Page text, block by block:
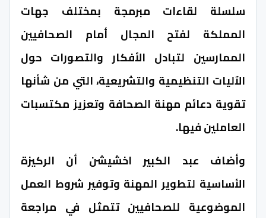
سلسلة لقاءات مبرمجة بمختلف جهات
المملكة لفتح المجال أمام الصحافيين
الممارسين لتبادل الأفكار والتصورات حول
الآليات التنظيمية والتشريعية، التي من شأنها
تقوية دعائم مهنة الصحافة وتعزيز مكتسبات
العاملين فيها.
وأضاف عبد الكبير اخشيشن أن الركيزة
الأساسية لتطوير المهنة وتوفير شروط العمل
الموضوعية للصحافيين تتمثل في مراجعة